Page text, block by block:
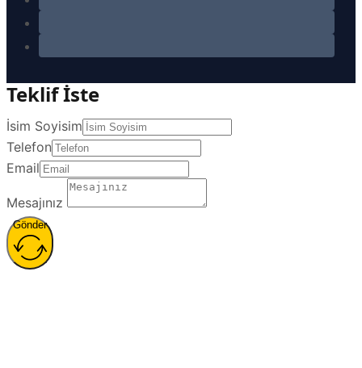
Teklif İste
İsim Soyisim
Telefon
Email
Mesajınız
Gönder